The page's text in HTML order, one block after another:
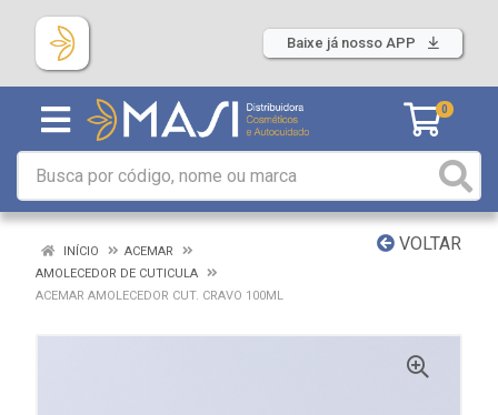
Baixe já nosso APP
0
VOLTAR
INÍCIO
ACEMAR
AMOLECEDOR DE CUTICULA
ACEMAR AMOLECEDOR CUT. CRAVO 100ML